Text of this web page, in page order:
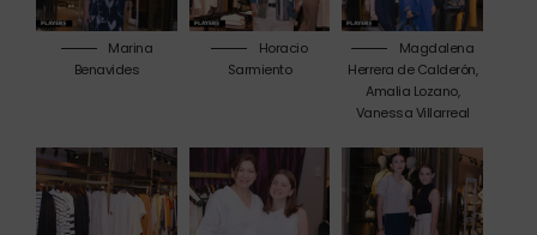
Marina
Benavides
Horacio
Sarmiento
Magdalena
Herrera de Calderón,
Amalia Lozano,
Vanessa Villarreal